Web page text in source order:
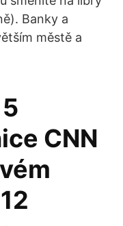
Banky a
městě a
CNN